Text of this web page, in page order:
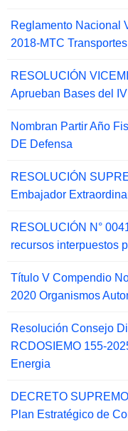
Reglamento Nacional
2018-MTC
RESOLUCIÓN
Aprueban Bases del
Nombran Partir Año
DE Defensa
RESOLUCIÓN
Embajador
RESOLUCIÓN N°
recursos interpuestos
Título V Compendio
2020 Organismos
Resolución Consejo
RCDOSIEMO 155-
Energia
DECRETO
Plan Estratégico de